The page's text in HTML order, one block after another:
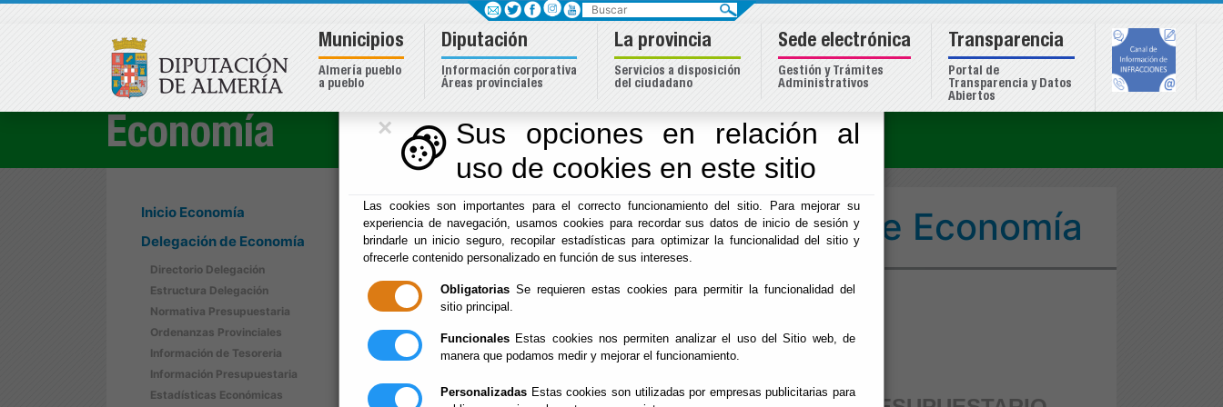
×
Sus opciones en relación al
uso de cookies en este sitio
Las cookies son importantes para el correcto funcionamiento del sitio. Para mejorar su
experiencia de navegación, usamos cookies para recordar sus datos de inicio de sesión y
brindarle un inicio seguro, recopilar estadísticas para optimizar la funcionalidad del sitio y
ofrecerle contenido personalizado en función de sus intereses.
Obligatorias Se requieren estas cookies para permitir la funcionalidad del
sitio principal.
Funcionales Estas cookies nos permiten analizar el uso del Sitio web, de
manera que podamos medir y mejorar el funcionamiento.
Personalizadas Estas cookies son utilizadas por empresas publicitarias para
Economía
Inicio Economía
Delegación de Economía
Directorio Delegación
Estructura Delegación
Normativa Presupuestaria
Ordenanzas Provinciales
Información de Tesoreria
Información Presupuestaria
Estadísticas Económicas
Inicio -Hacienda - Directorio Delegación de Economía
Directorio Delegación de Economía
DELEGACIÓN DE ECONOMÍA
Email: hacienda@dipalme.org
Buscar
Municipios
Almería pueblo
a pueblo
Diputación
Información corporativa
Áreas provinciales
La provincia
Servicios a disposición
del ciudadano
Sede electrónica
Gestión y Trámites
Administrativos
Transparencia
Portal de
Transparencia y Datos
Abiertos